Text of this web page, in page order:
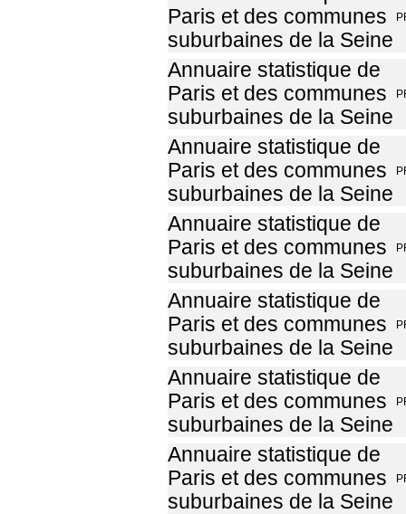
Paris et des communes
suburbaines de la Seine
Annuaire statistique de
Paris et des communes
suburbaines de la Seine
Annuaire statistique de
Paris et des communes
suburbaines de la Seine
Annuaire statistique de
Paris et des communes
suburbaines de la Seine
Annuaire statistique de
Paris et des communes
suburbaines de la Seine
Annuaire statistique de
Paris et des communes
suburbaines de la Seine
Annuaire statistique de
Paris et des communes
suburbaines de la Seine